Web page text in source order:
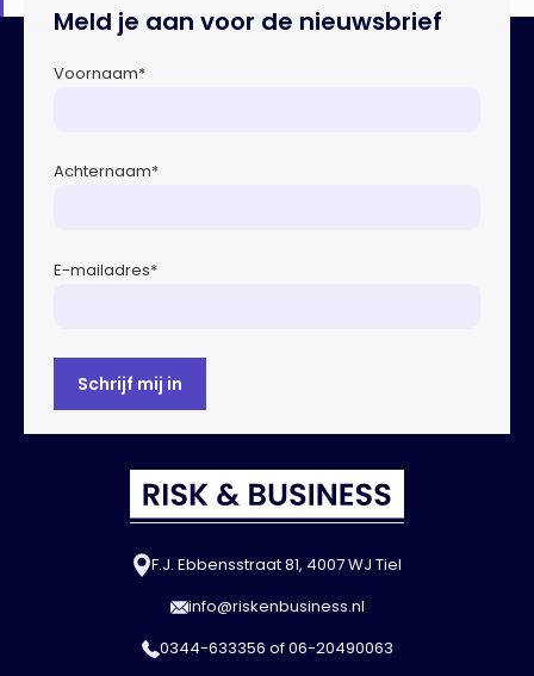
Meld je aan voor de nieuwsbrief
Voornaam*
Achternaam*
E-mailadres*
F.J. Ebbensstraat 81, 4007 WJ Tiel
info@riskenbusiness.nl
0344-633356 of06-20490063